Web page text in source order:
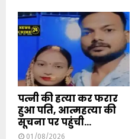
पत्नी की हत्या कर फरार
हुआ पति, आत्महत्या की
सूचना पर पहुंची...
01/08/2026